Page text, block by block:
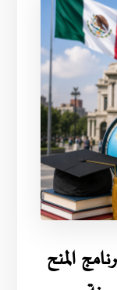
المنح